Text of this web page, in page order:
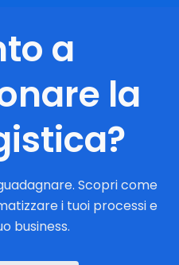
a
la
Scopri come
i tuoi processi e
business.